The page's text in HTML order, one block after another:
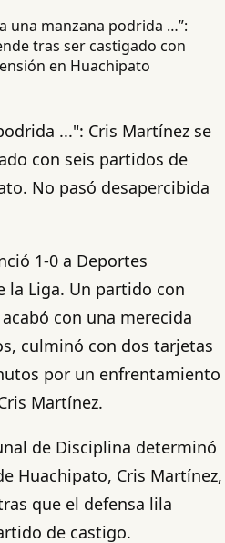
...": Cris Martínez se
con seis partidos de
No pasó desapercibida
1-0 a Deportes
la Liga. Un partido con
con una merecida
culminó con dos tarjetas
por un enfrentamiento
Martínez.
de Disciplina determinó
Huachipato, Cris Martínez,
que el defensa lila
de castigo.